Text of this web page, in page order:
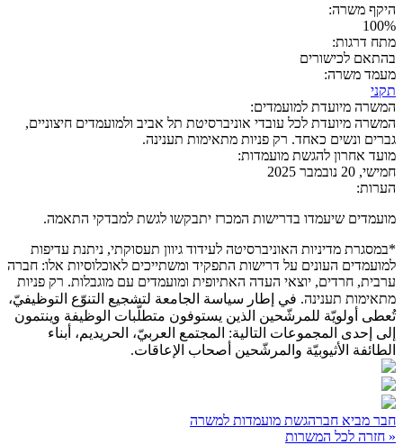
היקף משרה:
100%
מתח דרגות:
בהתאם לכישורים
מעמד משרה:
תקני
המשרה מיועדת למועמדים:
המשרה מיועדת לכל עובדי אוניברסיטת תל אביב ולמועמדים חיצוניים,
גברים ונשים כאחד. רק פניות מתאימות תענינה.
מועד אחרון להגשת מועמדות:
חמישי, 20 נובמבר 2025
הערות:
מועמדים שיעמדו בדרישות המכרז יתבקשו לגשת למבדקי התאמה.
*במסגרת מדיניות האוניברסיטה לעידוד גיוון תעסוקתי, ניתנת עדיפות
למועמדים העונים על דרישות התפקיד ומשתייכים לאוכלוסיות אלו: חברה
ערבית, חרדים, יוצאי העדה האתיופית ומועמדים עם מוגבלות. רק פניות
מתאימות תענינה. في إطار سياسة الجامعة لتشجيع التنوّع التوظيفيّ،
تُعطى أولويّة للمرشّحين الذين يستوفون متطلّبات الوظيفة وينتمون
إلى إحدى المجموعات التالية: المجتمع العربيّ، الحريديم، أبناء
الطائفة الأثيوبيّة والمرشّحين أصحاب الإعاقات.
חבר מביא חברהגשת מועמדות למשרה
« חזרה לכל המשרות